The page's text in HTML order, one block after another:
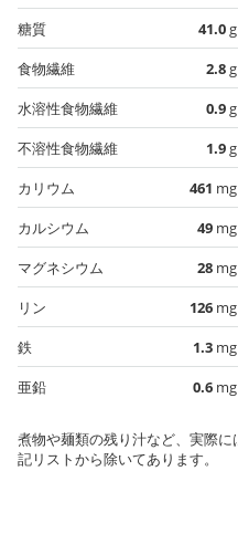
糖質
41.0g
食物繊維
2.8g
水溶性食物繊維
0.9g
不溶性食物繊維
1.9g
カリウム
461 mg
カルシウム
49 mg
マグネシウム
28 mg
リン
126 mg
鉄
1.3 mg
亜鉛
0.6 mg
煮物や麺類の残り汁など、実際
記リストから除いてあります。